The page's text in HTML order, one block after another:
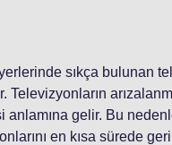
sıkça bulunan
Televizyonların
gelir. Bu
en kısa sürede